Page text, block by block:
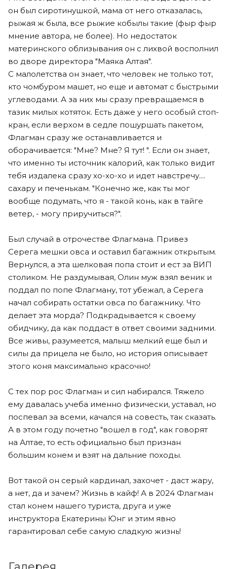
он был сиротинушкой, мама от него отказалась,
рыжая ж была, все рыжие кобылы такие (фыр фыр
мнение автора, не более). Но недостаток
материнского облизывания он с лихвой восполнил
во дворе директора "Маяка Алтая".
С малолетства он знает, что человек не только тот,
кто чомбуром машет, но еще и автомат с быстрыми
углеводами. А за них мы сразу превращаемся в
тазик милых котяток. Есть даже у него особый стоп-
кран, если верхом в седле пошуршать пакетом,
Флагман сразу же останавливается и
оборачивается: "Мне? Мне? Я тут! ". Если он знает,
что именно ты источник калорий, как только видит
тебя издалека сразу хо-хо-хо и идет навстречу....
сахару и печенькам. "Конечно же, как ты мог
вообще подумать, что я - такой конь, как в тайге
ветер, - могу приручиться?".
Был случай в отрочестве Флагмана. Привез
Серега мешки овса и оставил багажник открытым.
Вернулся, а эта шелковая попа стоит и ест за ВИП
столиком. Не раздумывая, Олин муж взял веник и
поддал по попе Флагману, тот убежал, а Серега
начал собирать остатки овса по багажнику. Что
делает эта морда? Подкрадывается к своему
обидчику, да как поддаст в ответ своими задними.
Все живы, разумеется, малыш мелкий еще был и
силы да прицела не было, но история описывает
этого коня максимально красочно!
С тех пор рос Флагман и сил набирался. Тяжело
ему давалась учеба именно физически, уставал, но
поспевал за всеми, качался на совесть, так сказать.
А в этом году почетно "вошел в год", как говорят
на Алтае, то есть официально был признан
большим конем и взят на дальние походы.
Вот такой он серый кардинал, захочет - даст жару,
а нет, да и зачем? Жизнь в кайф! А в 2024 Флагман
стал конем нашего туриста, друга и уже
инструктора Екатерины Юнг и этим явно
гарантировал себе самую сладкую жизнь!